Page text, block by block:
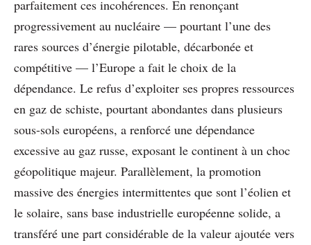
parfaitement ces incohérences. En renonçant
progressivement au nucléaire — pourtant l’une des
rares sources d’énergie pilotable, décarbonée et
compétitive — l’Europe a fait le choix de la
dépendance. Le refus d’exploiter ses propres ressources
en gaz de schiste, pourtant abondantes dans plusieurs
sous-sols européens, a renforcé une dépendance
excessive au gaz russe, exposant le continent à un choc
géopolitique majeur. Parallèlement, la promotion
massive des énergies intermittentes que sont l’éolien et
le solaire, sans base industrielle européenne solide, a
transféré une part considérable de la valeur ajoutée vers